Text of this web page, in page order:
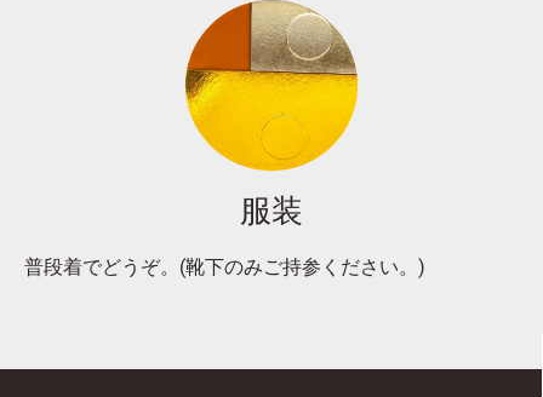
服装
普段着でどうぞ。(靴下のみご持参ください。)